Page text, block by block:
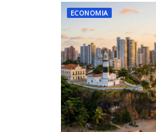
ECONOMIA